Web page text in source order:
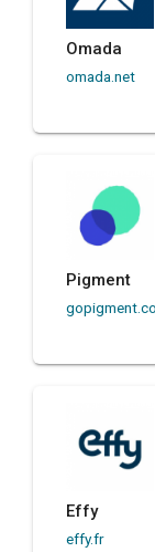
Omada
omada.net
Pigment
Effy
effy.fr